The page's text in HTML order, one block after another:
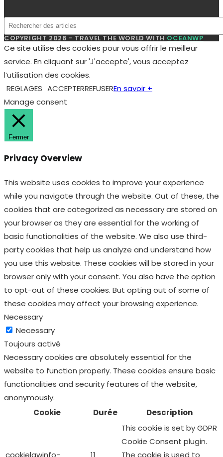
COPYRIGHT 2026 - TRAVEL THE WORLD WITHOCEANWP
Ce site utilise des cookies pour vous offrir le meilleur
service. En cliquant sur 'J'accepte', vous acceptez
l’utilisation des cookies.
REGLAGES ACCEPTERREFUSEREn savoir +
Manage consent
Fermer
Privacy Overview
This website uses cookies to improve your experience
while you navigate through the website. Out of these, the
cookies that are categorized as necessary are stored on
your browser as they are essential for the working of
basic functionalities of the website. We also use third-
party cookies that help us analyze and understand how
you use this website. These cookies will be stored in your
browser only with your consent. You also have the option
to opt-out of these cookies. But opting out of some of
these cookies may affect your browsing experience.
Necessary
Necessary
Toujours activé
Necessary cookies are absolutely essential for the
website to function properly. These cookies ensure basic
functionalities and security features of the website,
anonymously.
Cookie
Durée Description
cookielawinfo-
11
This cookie is set by GDPR
Cookie Consent plugin.
The cookie is used to